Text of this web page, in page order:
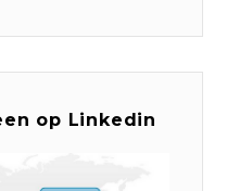
op Linkedin